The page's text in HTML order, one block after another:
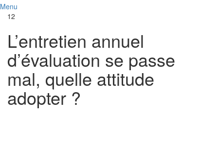
Menu
12
L’entretien annuel
d’évaluation se passe
mal, quelle attitude
adopter ?